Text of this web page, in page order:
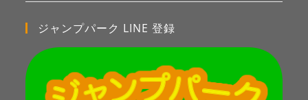
ジャンプパーク LINE 登録